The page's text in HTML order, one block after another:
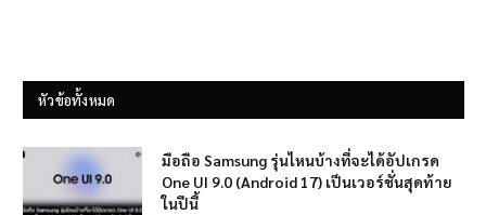
หัวข้อทั้งหมด
มือถือ Samsung รุ่นไหนบ้างที่จะได้อัปเกรด
One UI 9.0 (Android 17) เป็นเวอร์ชั่นสุดท้าย
ในปีนี้